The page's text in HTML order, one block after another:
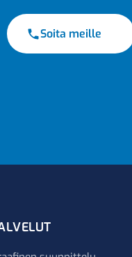
Soita meille